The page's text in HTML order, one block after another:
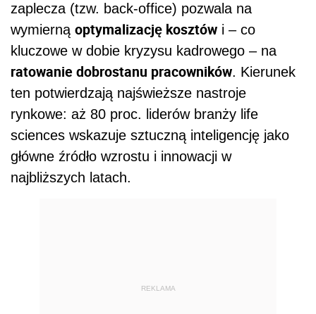
zaplecza (tzw. back-office) pozwala na
wymierną optymalizację kosztów i – co
kluczowe w dobie kryzysu kadrowego – na
ratowanie dobrostanu pracowników. Kierunek
ten potwierdzają najświeższe nastroje
rynkowe: aż 80 proc. liderów branży life
sciences wskazuje sztuczną inteligencję jako
główne źródło wzrostu i innowacji w
najbliższych latach.
REKLAMA